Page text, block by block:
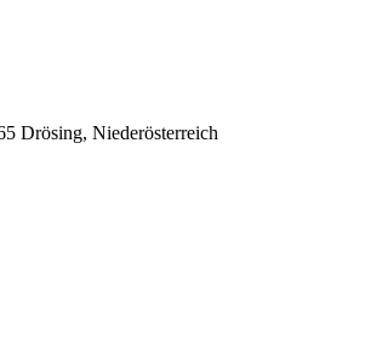
Drösing, Niederösterreich